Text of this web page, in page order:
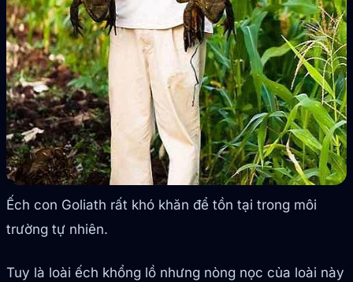
Ếch con Goliath rất khó khăn để tồn tại trong môi
trường tự nhiên.
Tuy là loài ếch khổng lồ nhưng nòng nọc của loài này